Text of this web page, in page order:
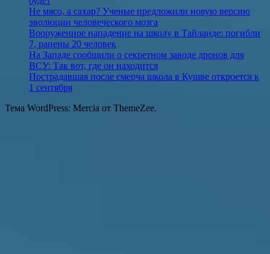
Не мясо, а сахар? Ученые предложили новую версию
эволюции человеческого мозга
Вооруженное нападение на школу в Тайланде: погибли
7, ранены 20 человек
На Западе сообщили о секретном заводе дронов для
ВСУ: Так вот, где он находится
Пострадавшая после смерча школа в Кушве откроется к
1 сентября
Тема WordPress: Mercia от ThemeZee.